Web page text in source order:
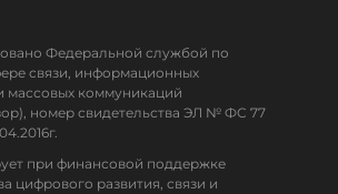
Федеральной службой по
связи, информационных
массовых коммуникаций
номер свидетельства ЭЛ № ФС 77
при финансовой поддержке
цифрового развития, связи и